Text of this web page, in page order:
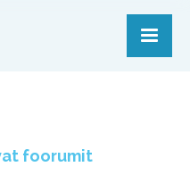
foorumit